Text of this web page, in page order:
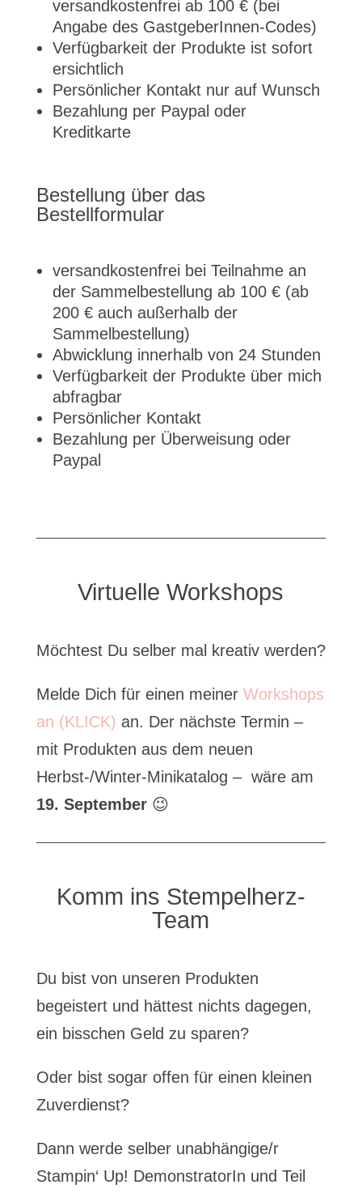
versandkostenfrei ab 100 € (bei
Angabe des GastgeberInnen-Codes)
Verfügbarkeit der Produkte ist sofort
ersichtlich
Persönlicher Kontakt nur auf Wunsch
Bezahlung per Paypal oder
Kreditkarte
Bestellung über das
Bestellformular
versandkostenfrei bei Teilnahme an
der Sammelbestellung ab 100 € (ab
200 € auch außerhalb der
Sammelbestellung)
Abwicklung innerhalb von 24 Stunden
Verfügbarkeit der Produkte über mich
abfragbar
Persönlicher Kontakt
Bezahlung per Überweisung oder
Paypal
Virtuelle Workshops
Möchtest Du selber mal kreativ werden?
Melde Dich für einen meiner Workshops
an (KLICK) an. Der nächste Termin –
mit Produkten aus dem neuen
Herbst-/Winter-Minikatalog – wäre am
19. September😉
Komm ins Stempelherz-
Team
Du bist von unseren Produkten
begeistert und hättest nichts dagegen,
ein bisschen Geld zu sparen?
Oder bist sogar offen für einen kleinen
Zuverdienst?
Dann werde selber unabhängige/r
Stampin‘ Up! DemonstratorIn und Teil